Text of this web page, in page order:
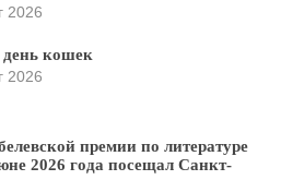
2026
кошек
2026
премии по литературе
2026 года посещал Санкт-